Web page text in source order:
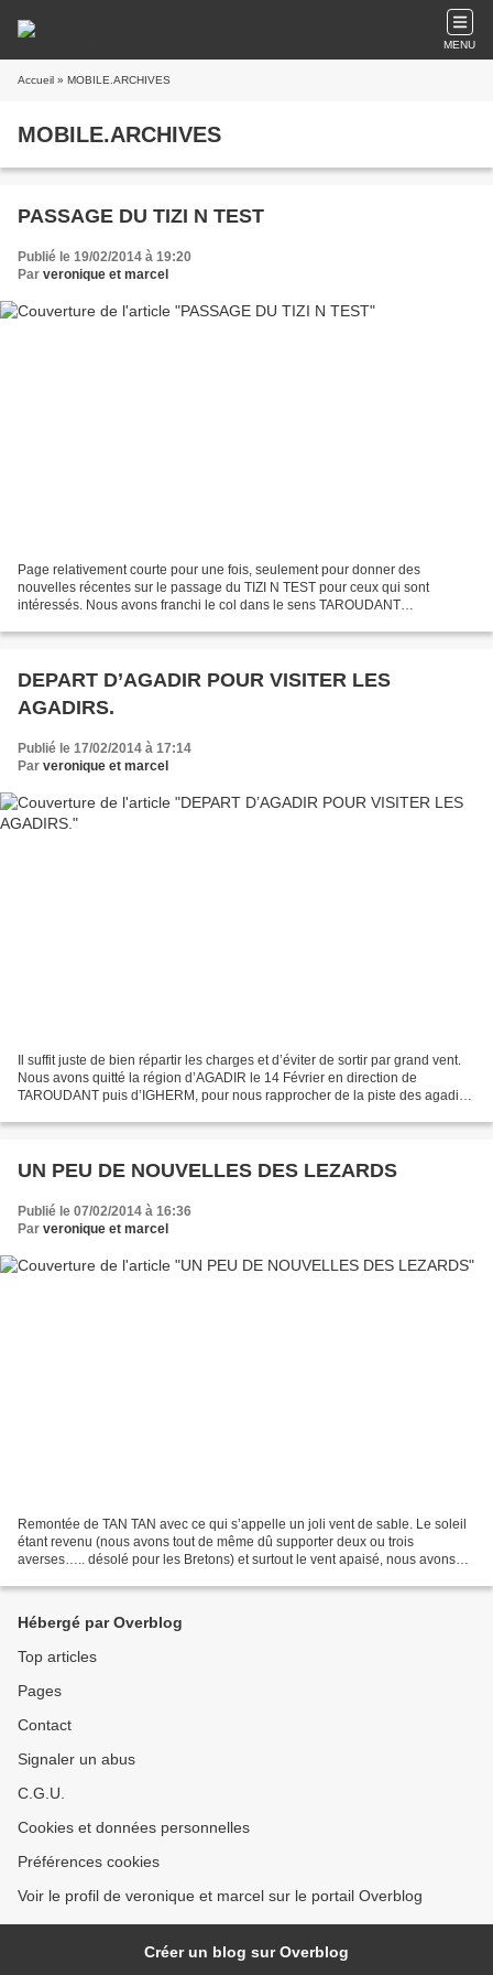
MENU
Accueil » MOBILE.ARCHIVES
MOBILE.ARCHIVES
PASSAGE DU TIZI N TEST
Publié le 19/02/2014 à 19:20
Par veronique et marcel
Page relativement courte pour une fois, seulement pour donner des
nouvelles récentes sur le passage du TIZI N TEST pour ceux qui sont
intéressés. Nous avons franchi le col dans le sens TAROUDANT
DEPART D’AGADIR POUR VISITER LES
AGADIRS.
Publié le 17/02/2014 à 17:14
Par veronique et marcel
Il suffit juste de bien répartir les charges et d’éviter de sortir par grand vent.
Nous avons quitté la région d’AGADIR le 14 Février en direction de
TAROUDANT puis d’IGHERM, pour nous rapprocher de la piste des agadirs
UN PEU DE NOUVELLES DES LEZARDS
Publié le 07/02/2014 à 16:36
Par veronique et marcel
Remontée de TAN TAN avec ce qui s’appelle un joli vent de sable. Le soleil
étant revenu (nous avons tout de même dû supporter deux ou trois
averses….. désolé pour les Bretons) et surtout le vent apaisé, nous avons
Hébergé par Overblog
Top articles
Pages
Contact
Signaler un abus
C.G.U.
Cookies et données personnelles
Préférences cookies
Voir le profil de veronique et marcel sur le portail Overblog
Créer un blog sur Overblog